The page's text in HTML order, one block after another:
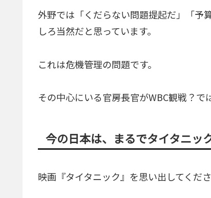
外野では「くだらない問題提起だ」「予
しろ当然だと思っています。
これは危機管理の問題です。
その中心にいる官房長官がWBC観戦？で
今の日本は、まるでタイタニッ
映画『タイタニック』を思い出してくださ